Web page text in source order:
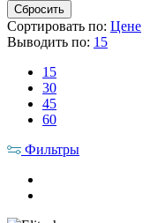
Сортировать по: Цене
Выводить по: 15
15
30
45
60
Фильтры